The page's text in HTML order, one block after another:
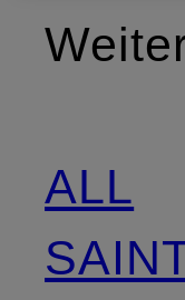
ALL